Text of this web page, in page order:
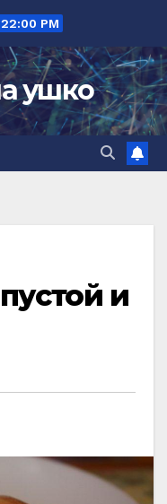
PM
ушко
и